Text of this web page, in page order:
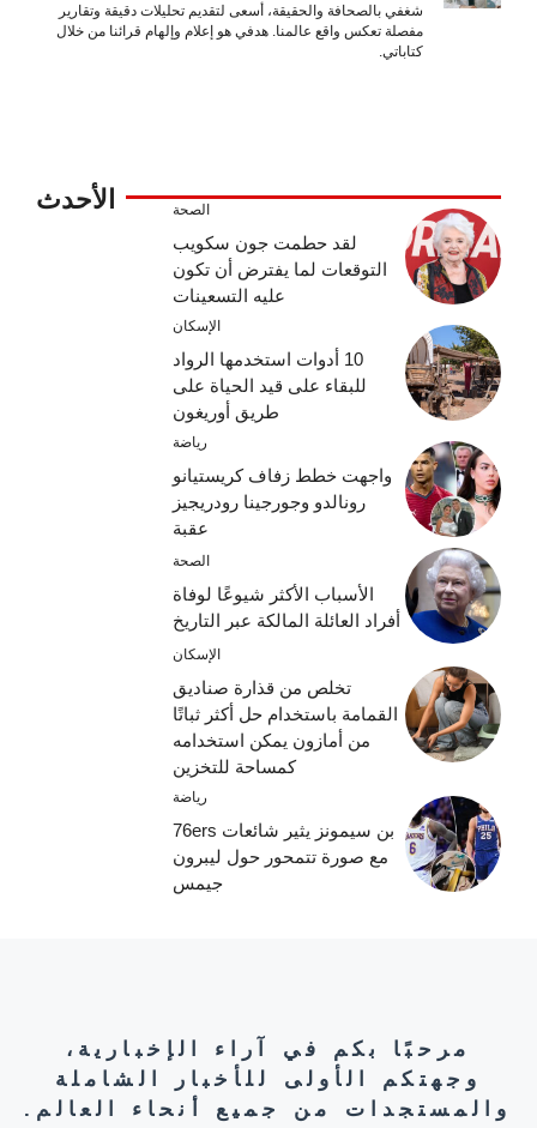
شغفي بالصحافة والحقيقة، أسعى لتقديم تحليلات دقيقة وتقارير
مفصلة تعكس واقع عالمنا. هدفي هو إعلام وإلهام قرائنا من خلال
كتاباتي.
الأحدث الصحة
لقد حطمت جون سكويب
التوقعات لما يفترض أن تكون
عليه التسعينات
الإسكان
10 أدوات استخدمها الرواد
للبقاء على قيد الحياة على
طريق أوريغون
رياضة
واجهت خطط زفاف كريستيانو
رونالدو وجورجينا رودريجيز
عقبة
الصحة
الأسباب الأكثر شيوعًا لوفاة
أفراد العائلة المالكة عبر التاريخ
الإسكان
تخلص من قذارة صناديق
القمامة باستخدام حل أكثر ثباتًا
من أمازون يمكن استخدامه
كمساحة للتخزين
رياضة
بن سيمونز يثير شائعات 76ers
مع صورة تتمحور حول ليبرون
جيمس
مرحبًا بكم في آراء الإخبارية،
وجهتكم الأولى للأخبار الشاملة
والمستجدات من جميع أنحاء العالم.